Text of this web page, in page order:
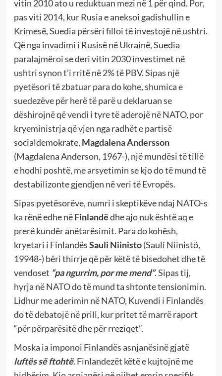
vitin 2010 ato u reduktuan mezi në 1 për qind. Por,
pas viti 2014, kur Rusia e aneksoi gadishullin e
Krimesë, Suedia përsëri filloi të investojë në ushtri.
Që nga invadimi i Rusisë në Ukrainë, Suedia
paralajmëroi se deri vitin 2030 investimet në
ushtri synon t’i rritë në 2% të PBV. Sipas një
pyetësori të zbatuar para do kohe, shumica e
suedezëve për herë të parë u deklaruan se
dëshirojnë që vendi i tyre të aderojë në NATO, por
kryeministrja që vjen nga radhët e partisë
socialdemokrate, Magdalena Andersson
(Magdalena Anderson, 1967-), një mundësi të tillë
e hodhi poshtë, me arsyetimin se kjo do të mund të
destabilizonte gjendjen në veri të Evropës.
Sipas pyetësorëve, numri i skeptikëve ndaj NATO-s
ka rënë edhe nëFinlandëdhe ajo nuk është aq e
prerë kundër anëtarësimit. Para do kohësh,
kryetari i FinlandësSauli Niinisto(Sauli Niinistö,
19948-) bëri thirrje që për këtë të bisedohet dhe të
vendoset “pa ngurrim, por me mend”. Sipas tij,
hyrja në NATO do të mund ta shtonte tensionimin.
Lidhur me aderimin në NATO, Kuvendi i Finlandës
do të debatojë në prill, kur pritet të marrë raport
“për përparësitë dhe për rreziqet”.
Moska ia imponoi Finlandës asnjanësinë gjatë
luftës së ftohtë. Finlandezët këtë e kujtojnë me